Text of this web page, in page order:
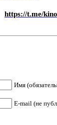
https://t.me/
Имя
E-mail (не